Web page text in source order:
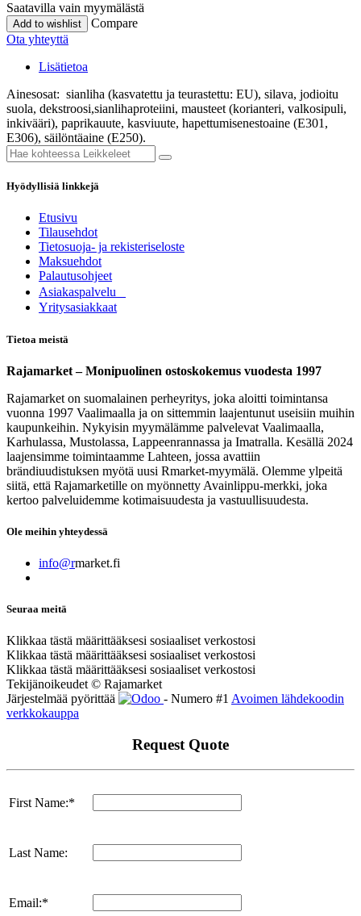
Saatavilla vain myymälästä
Add to wishlist
Compare
Ota yhteyttä
Lisätietoa
Ainesosat: sianliha (kasvatettu ja teurastettu: EU), silava, jodioitu
suola, dekstroosi,sianlihaproteiini, mausteet (korianteri, valkosipuli,
inkivääri), paprikauute, kasviuute, hapettumisenestoaine (E301,
E306), säilöntäaine (E250).
Hyödyllisiä linkkejä
Etusivu
Tilausehdot
Tietosuoja- ja rekisteriseloste
Maksuehdot
Palautusohjeet
Asia​k​aspalvelu
​Yritysasiakkaat
Tietoa meistä
Rajamarket – Monipuolinen ostoskokemus vuodesta 1997
Rajamarket on suomalainen perheyritys, joka aloitti toimintansa
vuonna 1997 Vaalimaalla ja on sittemmin laajentunut useisiin muihin
kaupunkeihin. Nykyisin myymälämme palvelevat Vaalimaalla,
Karhulassa, Mustolassa, Lappeenrannassa ja Imatralla. Kesällä 2024
laajensimme toimintaamme Lahteen, jossa avattiin
brändiuudistuksen myötä uusi Rmarket-myymälä. Olemme ylpeitä
siitä, että Rajamarketille on myönnetty Avainlippu-merkki, joka
kertoo palveluidemme kotimaisuudesta ja vastuullisuudesta.
Ole meihin yhteydessä
info@rmarket.fi
Seuraa meitä
Klikkaa tästä määrittääksesi sosiaaliset verkostosi
Klikkaa tästä määrittääksesi sosiaaliset verkostosi
Klikkaa tästä määrittääksesi sosiaaliset verkostosi
Tekijänoikeudet © Rajamarket
Järjestelmää pyörittää
- Numero #1 Avoimen lähdekoodin
verkkokauppa
Request Quote
First Name:*
Last Name:
Email:*